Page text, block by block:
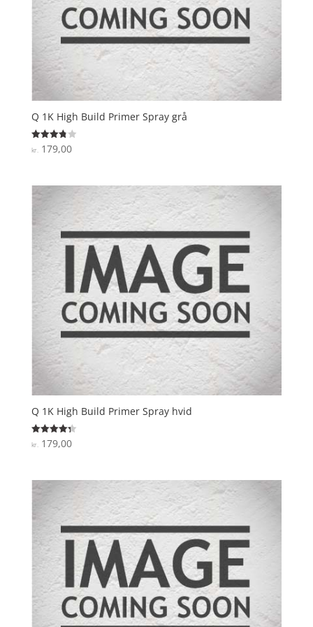
Q 1K High Build Primer Spray grå
Vurderet
3.8
kr.179,00
Q 1K High Build Primer Spray hvid
Vurderet
4.3
kr. 179,00